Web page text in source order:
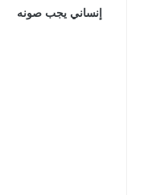
إنساني يجب صونه